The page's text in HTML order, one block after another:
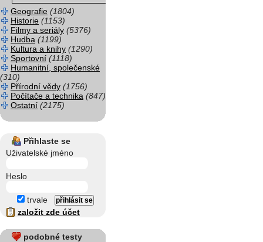
Geografie (1804)
Historie (1153)
Filmy a seriály (5376)
Hudba (1199)
Kultura a knihy (1290)
Sportovní (1118)
Humanitní, společenské
(310)
Přírodní vědy (1756)
Počítače a technika (847)
Ostatní (2175)
Přihlaste se
Uživatelské jméno
Heslo
trvale
založit zde účet
podobné testy